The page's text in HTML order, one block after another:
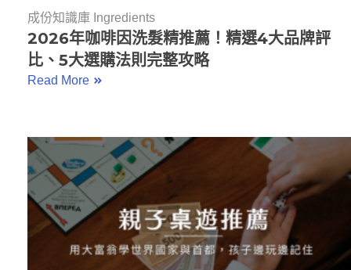
成份知識庫 Ingredients
2026年咖啡因洗髮精推薦！精選4大品牌評
比、5大選購法則完整攻略
Read More